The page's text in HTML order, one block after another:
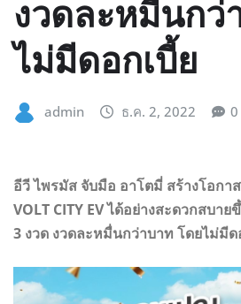
งวดละหมื่นกว่
ไม่มีดอกเบี้ย
admin ธ.ค. 2, 2022 0
อีวี ไพรมัส จับมือ อาโตมี่ สร้างโอกา
VOLT CITY EV ได้อย่างสะดวกสบ
3 งวด งวดละหมื่นกว่าบาท โดยไม่มีด